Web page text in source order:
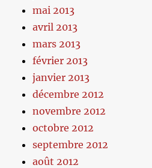
mai 2013
avril 2013
mars 2013
février 2013
janvier 2013
décembre 2012
novembre 2012
octobre 2012
septembre 2012
août 2012